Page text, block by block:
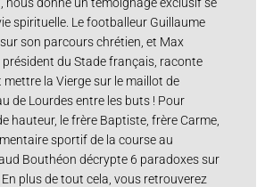
spirituelle. Le footballeur Guillaume
son parcours chrétien, et Max
président du Stade français, raconte
la Vierge sur le maillot de
de Lourdes entre les buts ! Pour
hauteur, le frère Baptiste, frère Carme,
sportif de la course au
Bouthéon décrypte 6 paradoxes sur
plus de tout cela, vous retrouverez